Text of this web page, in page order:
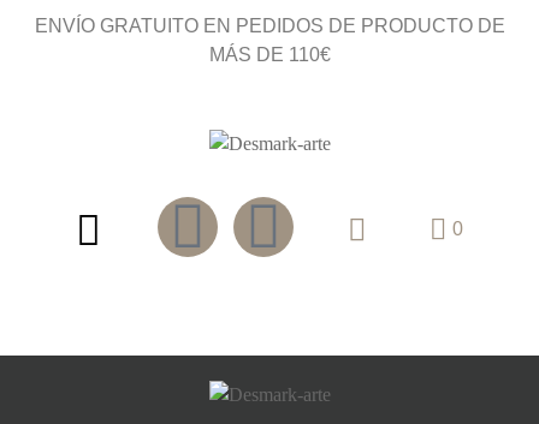
ENVÍO GRATUITO EN PEDIDOS DE PRODUCTO DE
MÁS DE 110€
0